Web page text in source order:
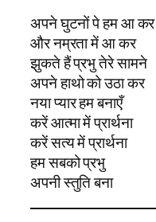
अपने घुटनों पे हम आ कर
और नम्रता में आ कर
झुकते हैं प्रभु तेरे सामने
अपने हाथो को उठा कर
नया प्यार हम बनाएँ
करें आत्मा में प्रार्थना
करें सत्य में प्रार्थना
हम सबको प्रभु
अपनी स्तुति बना